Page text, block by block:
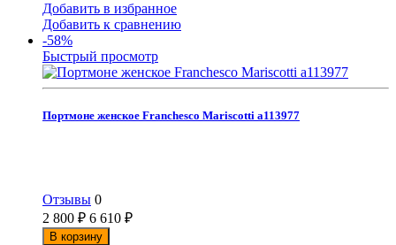
Добавить в избранное
Добавить к сравнению
-58%
Быстрый просмотр
Портмоне женское Franchesco Mariscotti а113977
Отзывы 0
2 800 ₽ 6 610 ₽
В корзину